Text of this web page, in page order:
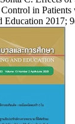
in Patients
Education 2017;